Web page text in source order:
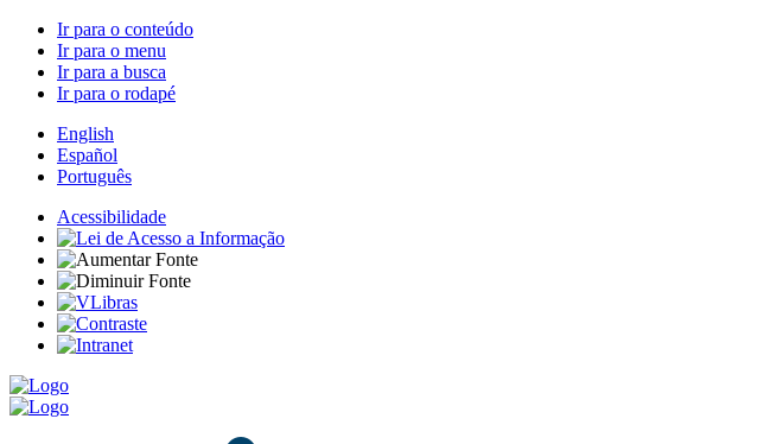
Ir para o conteúdo
Ir para o menu
Ir para a busca
Ir para o rodapé
English
Español
Português
Acessibilidade